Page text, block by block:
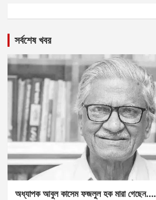
সর্বশেষ খবর
অধ্যাপক আবুল কাসেম ফজলুল হক মারা গেছেন….